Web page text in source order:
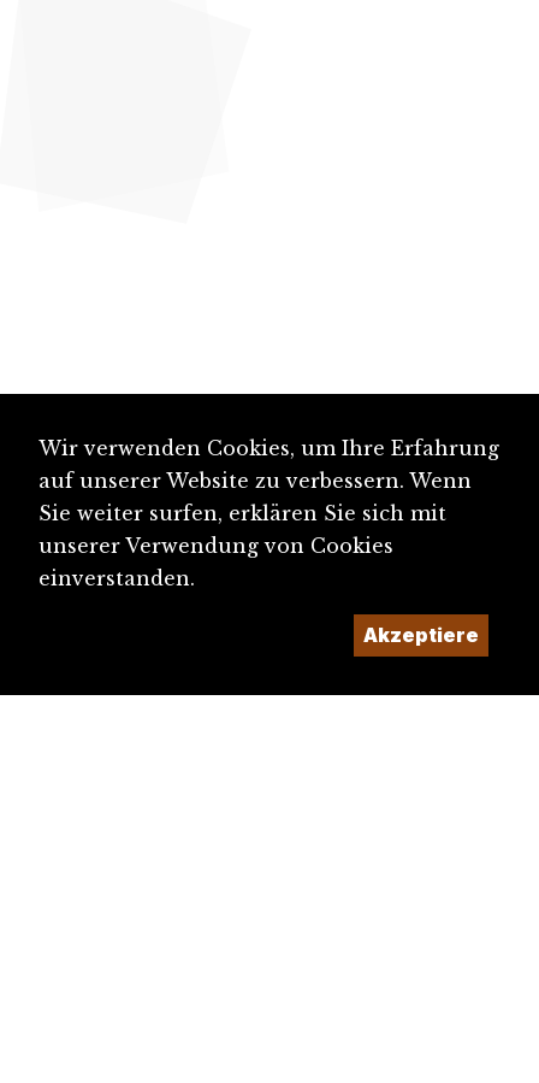
Wir verwenden Cookies, um Ihre Erfahrung
auf unserer Website zu verbessern. Wenn
Sie weiter surfen, erklären Sie sich mit
unserer Verwendung von Cookies
einverstanden.
Akzeptiere